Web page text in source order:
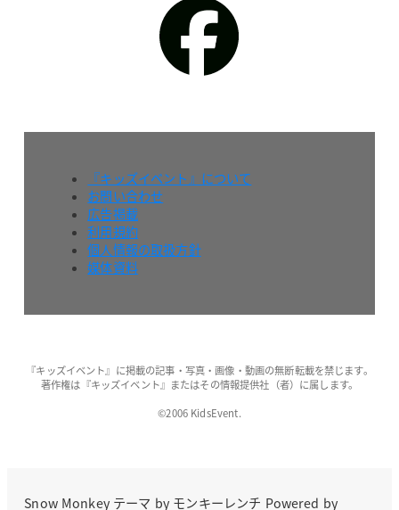
『キッズイベント』について
お問い合わせ
広告掲載
利用規約
個人情報の取扱方針
媒体資料
『キッズイベント』に掲載の記事・写真・画像・動画の無断転載を禁じます。
著作権は『キッズイベント』またはその情報提供社（者）に属します。
©2006 KidsEvent.
Snow Monkeyテーマ by モンキーレンチ Powered by